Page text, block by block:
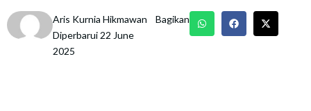
Aris Kurnia Hikmawan
Diperbarui 22 June
2025
Bagikan